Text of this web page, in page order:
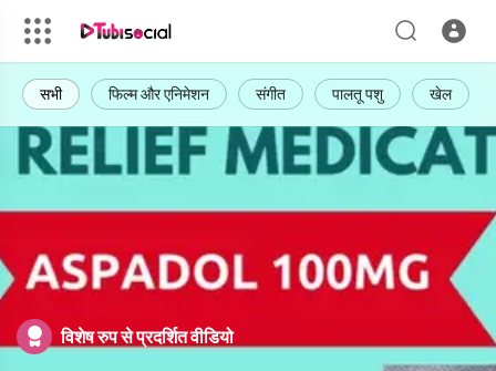
सभी फिल्म और एनिमेशन संगीत पालतू पशु खेल
विशेष रुप से प्रदर्शित वीडियो